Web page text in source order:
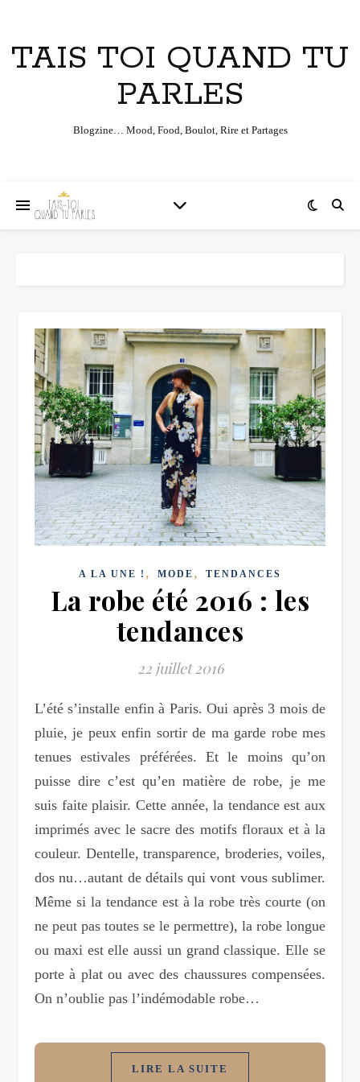
TAIS TOI QUAND TU
PARLES
Blogzine… Mood, Food, Boulot, Rire et Partages
A LA UNE ! , MODE , TENDANCES
La robe été 2016 : les
tendances
22 juillet 2016
L’été s’installe enfin à Paris. Oui après 3 mois de
pluie, je peux enfin sortir de ma garde robe mes
tenues estivales préférées. Et le moins qu’on
puisse dire c’est qu’en matière de robe, je me
suis faite plaisir. Cette année, la tendance est aux
imprimés avec le sacre des motifs floraux et à la
couleur. Dentelle, transparence, broderies, voiles,
dos nu…autant de détails qui vont vous sublimer.
Même si la tendance est à la robe très courte (on
ne peut pas toutes se le permettre), la robe longue
ou maxi est elle aussi un grand classique. Elle se
porte à plat ou avec des chaussures compensées.
On n’oublie pas l’indémodable robe…
LIRE LA SUITE